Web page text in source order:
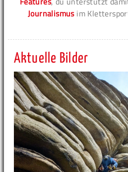
Journalismusim
Aktuelle Bilder